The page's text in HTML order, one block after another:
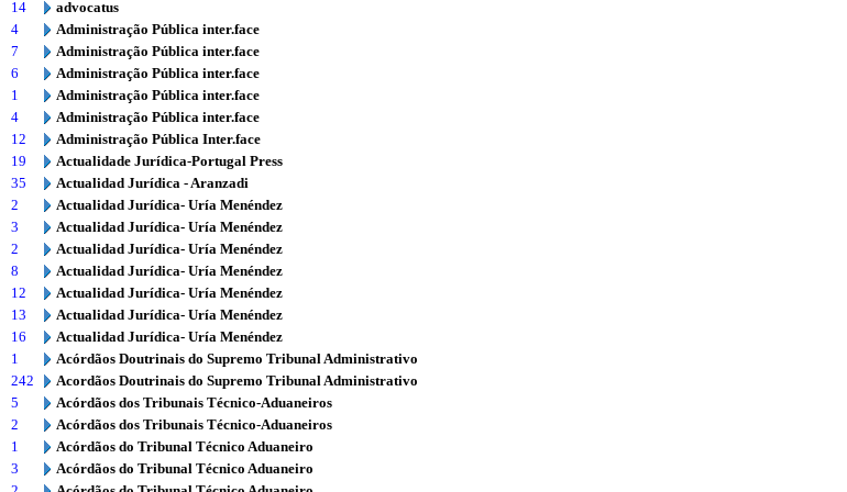
14
advocatus
4
Administração Pública inter.face
7
Administração Pública inter.face
6
Administração Pública inter.face
1
Administração Pública inter.face
4
Administração Pública inter.face
12
Administração Pública Inter.face
19
Actualidade Jurídica-Portugal Press
35
Actualidad Jurídica - Aranzadi
2
Actualidad Jurídica- Uría Menéndez
3
Actualidad Jurídica- Uría Menéndez
2
Actualidad Jurídica- Uría Menéndez
8
Actualidad Jurídica- Uría Menéndez
12
Actualidad Jurídica- Uría Menéndez
13
Actualidad Jurídica- Uría Menéndez
16
Actualidad Jurídica- Uría Menéndez
1
Acórdãos Doutrinais do Supremo Tribunal Administrativo
242
Acordãos Doutrinais do Supremo Tribunal Administrativo
5
Acórdãos dos Tribunais Técnico-Aduaneiros
2
Acórdãos dos Tribunais Técnico-Aduaneiros
1
Acórdãos do Tribunal Técnico Aduaneiro
3
Acórdãos do Tribunal Técnico Aduaneiro